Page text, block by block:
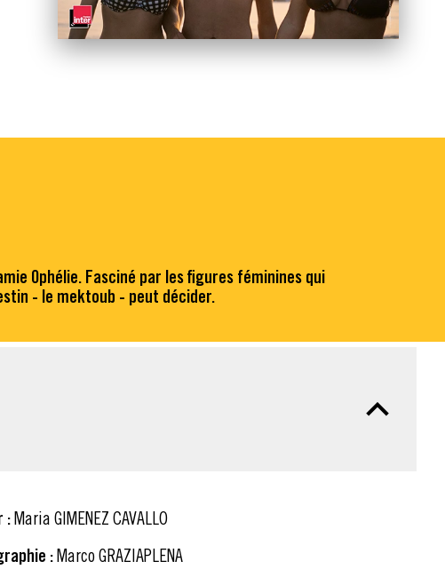
Ophélie. Fasciné par les figures féminines qui
- le mektoub - peut décider.
:Maria GIMENEZ CAVALLO
:Marco GRAZIAPLENA